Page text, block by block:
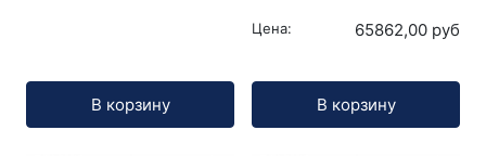
В корзину
Цена: 65862,00 руб
В корзину